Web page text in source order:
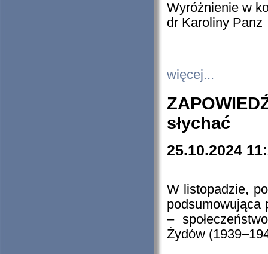
Wyróżnienie w
dr Karoliny Panz
więcej...
słychać
25.10.2024
W listopadzie,
podsumowująca
–
Żydów